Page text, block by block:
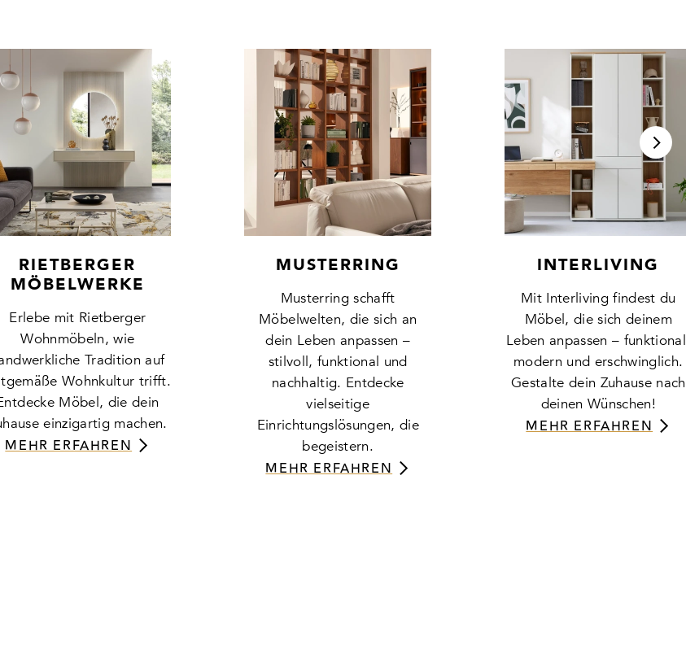
RIETBERGER
MÖBELWERKE
Erlebe mit Rietberger
Wohnmöbeln, wie
Tradition auf
Wohnkultur trifft.
Möbel, die dein
einzigartig machen.
MEHR ERFAHREN
MUSTERRING
Musterring schafft
Möbelwelten, die sich an
dein Leben anpassen –
stilvoll, funktional und
nachhaltig. Entdecke
vielseitige
Einrichtungslösungen, die
begeistern.
MEHR ERFAHREN
INTERLIVING
Mit Interliving findest du
Möbel, die sich deinem
Leben anpassen –
modern und erschwinglich.
Gestalte dein Zuhause nach
deinen Wünschen!
MEHR ERFAHREN